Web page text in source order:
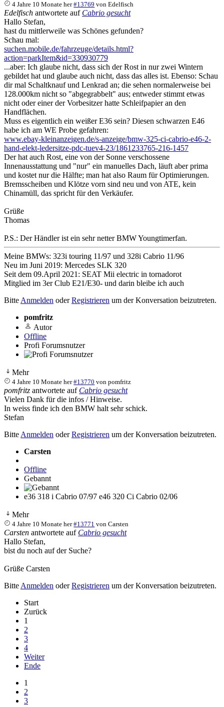
4 Jahre 10 Monate her #13769 vonEdelfisch
Edelfisch antwortete auf Cabrio gesucht
Hallo Stefan,
hast du mittlerweile was Schönes gefunden?
Schau mal:
suchen.mobile.de/fahrzeuge/details.html?
action=parkItem&id=330930779
...aber: Ich glaube nicht, dass sich der Rost in nur zwei Wintern
gebildet hat und glaube auch nicht, dass das alles ist. Ebenso: Schau
dir mal Schaltknauf und Lenkrad an; die sehen normalerweise bei
128.000km nicht so "abgegrabbelt" aus; entweder stimmt etwas
nicht oder einer der Vorbesitzer hatte Schleifpapier an den
Handflächen.
Muss es eigentlich ein weißer E36 sein? Diesen schwarzen E46
habe ich am WE Probe gefahren:
www.ebay-kleinanzeigen.de/s-anzeige/bmw-325-ci-cabrio-e46-2-
hand-elekt-ledersitze-pdc-tuev4-23/1861233765-216-1457
Der hat auch Rost, eine von der Sonne verschossene
Innenausstattung und "nur" ein manuelles Dach, läuft aber prima
und kostet nur die Hälfte; man hat also Raum für Optimierungen.
Bremsscheiben und Klötze vorn sind neu und von ATE, kein
Chinamüll, das spricht für den Verkäufer.
Grüße
Thomas
P.S.: Der Händler ist ein sehr netter BMW Youngtimerfan.
Meine BMWs: 323i touring 11/97 und 328i Cabrio 11/96
Neu im Juni 2019: Mercedes SLK 320
Seit dem 09.April 2021: SEAT Mii electric in tornadorot
Mitglied im 3er Club E21/E30- und darin bleibe ich auch
Bitte Anmelden oderRegistrieren um der Konversation beizutreten.
pomfritz
Autor
Offline
Profi Forumsnutzer
Mehr
4 Jahre 10 Monate her #13770 vonpomfritz
pomfritz antwortete auf Cabrio gesucht
Vielen Dank für die infos / Hinweise.
In weiss finde ich den BMW halt sehr schick.
Stefan
Bitte Anmelden oderRegistrieren um der Konversation beizutreten.
Carsten
Offline
Gebannt
e36 318 i Cabrio 07/97 e46 320 Ci Cabrio 02/06
Mehr
4 Jahre 10 Monate her #13771 vonCarsten
Carsten antwortete auf Cabrio gesucht
Hallo Stefan,
bist du noch auf der Suche?
Grüße Carsten
Bitte Anmelden oderRegistrieren um der Konversation beizutreten.
Start
Zurück
1
2
3
4
Weiter
Ende
1
2
3